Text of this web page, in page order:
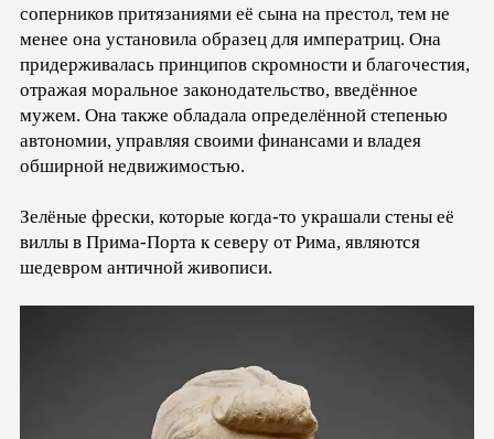
соперников притязаниями её сына на престол, тем не
менее она установила образец для императриц. Она
придерживалась принципов скромности и благочестия,
отражая моральное законодательство, введённое
мужем. Она также обладала определённой степенью
автономии, управляя своими финансами и владея
обширной недвижимостью.
Зелёные фрески, которые когда-то украшали стены её
виллы в Прима-Порта к северу от Рима, являются
шедевром античной живописи.